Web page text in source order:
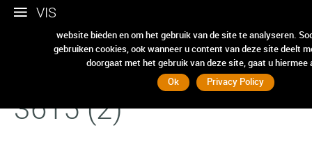
VIS
20231106_Karen-
3615 (2)
website bieden en om het gebruik van de site te analyseren.
gebruiken cookies, ook wanneer u content van deze site deelt
doorgaat met het gebruik van deze site, gaat u hiermee
Ok
Privacy Policy